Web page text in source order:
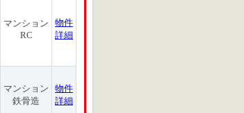
マンション
RC
物件
詳細
マンション
鉄骨造
物件
詳細